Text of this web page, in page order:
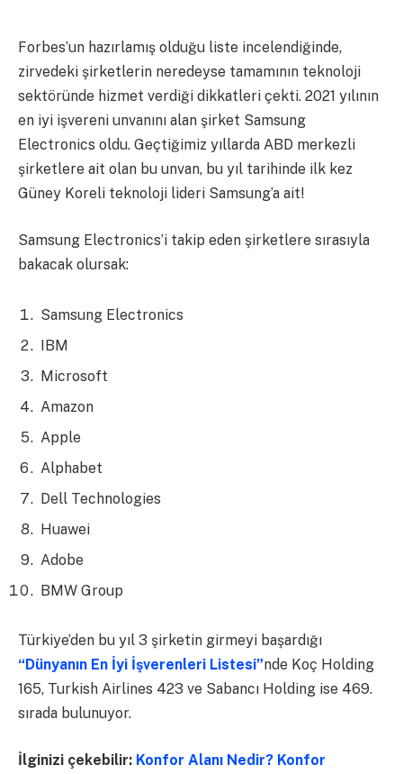
Forbes’un hazırlamış olduğu liste incelendiğinde,
zirvedeki şirketlerin neredeyse tamamının teknoloji
sektöründe hizmet verdiği dikkatleri çekti. 2021 yılının
en iyi işvereni unvanını alan şirket Samsung
Electronics oldu. Geçtiğimiz yıllarda ABD merkezli
şirketlere ait olan bu unvan, bu yıl tarihinde ilk kez
Güney Koreli teknoloji lideri Samsung’a ait!
Samsung Electronics’i takip eden şirketlere sırasıyla
bakacak olursak:
Samsung Electronics
IBM
Microsoft
Amazon
Apple
Alphabet
Dell Technologies
Huawei
Adobe
BMW Group
Türkiye’den bu yıl 3 şirketin girmeyi başardığı
“Dünyanın En İyi İşverenleri Listesi”nde Koç Holding
165, Turkish Airlines 423 ve Sabancı Holding ise 469.
sırada bulunuyor.
İlginizi çekebilir: Konfor Alanı Nedir? Konfor